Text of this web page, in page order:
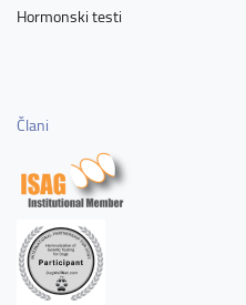
Hormonski testi
Člani